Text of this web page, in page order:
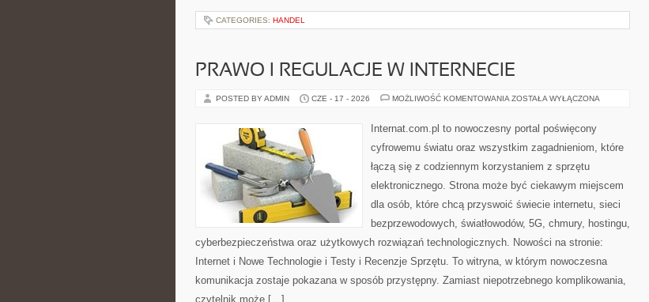
CATEGORIES: HANDEL
PRAWO I REGULACJE W INTERNECIE
POSTED BY ADMIN CZE - 17 - 2026 MOŻLIWOŚĆ KOMENTOWANIA PRAWO
INTERNECIE
ZOSTAŁA WYŁĄCZONA
Internat.com.pl to nowoczesny portal poświęcony
cyfrowemu światu oraz wszystkim zagadnieniom, które
łączą się z codziennym korzystaniem z sprzętu
elektronicznego. Strona może być ciekawym miejscem
dla osób, które chcą przyswoić świecie internetu, sieci
bezprzewodowych, światłowodów, 5G, chmury, hostingu,
cyberbezpieczeństwa oraz użytkowych rozwiązań technologicznych. Nowości na stronie:
Internet i Nowe Technologie i Testy i Recenzje Sprzętu. To witryna, w którym nowoczesna
komunikacja zostaje pokazana w sposób przystępny. Zamiast niepotrzebnego komplikowania,
czytelnik może […]